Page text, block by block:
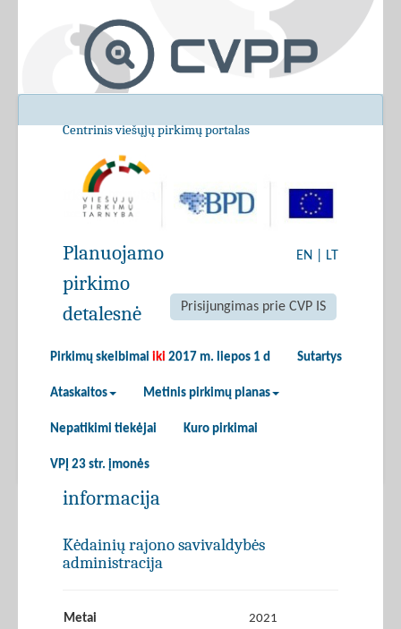
Centrinis viešųjų pirkimų portalas
EN LT
Prisijungimas prie CVP IS
Pirkimų skelbimai iki 2017 m. liepos 1 d Sutartys
Ataskaitos Metinis pirkimų planas
Nepatikimi tiekėjai Kuro pirkimai
VPĮ 23 str. įmonės
Planuojamo
pirkimo
detalesnė
informacija
Kėdainių rajono savivaldybės
administracija
Metai 2021